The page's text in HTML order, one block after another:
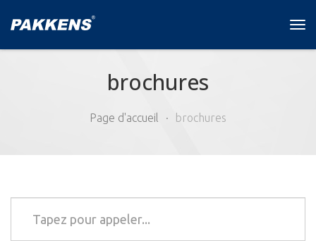
brochures
Page d'accueil brochures